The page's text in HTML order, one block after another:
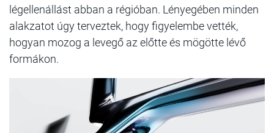
légellenállást abban a régióban. Lényegében minden
alakzatot úgy terveztek, hogy figyelembe vették,
hogyan mozog a levegő az előtte és mögötte lévő
formákon.